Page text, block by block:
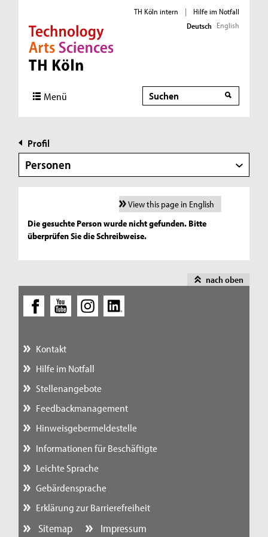
Direkt zur Hauptnavigation
Direkt zur Subnavigation
Direkt zum Inhalt
Direkt zum Fußbereich
TH Köln intern |
Hilfe im Notfall
Deutsch English
Menü Suche
Profil
Personen
View this page in English
Die gesuchte Person wurde nicht gefunden. Bitte
überprüfen Sie die Schreibweise.
nach oben
Kontakt
Hilfe im Notfall
Stellenangebote
Feedbackmanagement
Hinweisgebermeldestelle
Informationen für Beschäftigte
Leichte Sprache
Gebärdensprache
Erklärung zur Barrierefreiheit
Sitemap Impressum